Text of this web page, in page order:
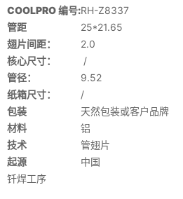
COOLPRO 编号:RH-Z8337
管距
25*21.65
翅片间距：
2.0
核心尺寸：
/
管径：
9.52
纸箱尺寸：
/
包装
天然包装或客户品牌
材料
铝
技术
管翅片
起源
中国
钎焊工序